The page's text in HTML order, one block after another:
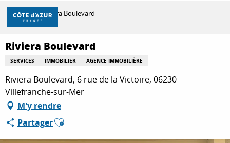
Aller
contenu
principal
DÉCOUVRIR
À FAIRE
SÉJOURNER
Accueil Riviera Boulevard
Riviera Boulevard
SERVICES IMMOBILIER AGENCE IMMOBILIÈRE
Riviera Boulevard, 6 rue de la Victoire, 06230
Villefranche-sur-Mer
M'y rendre
PartagerAjouter aux favoris